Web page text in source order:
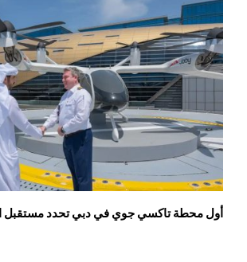
أول محطة تاكسي جوي في دبي تحدد مستقبل